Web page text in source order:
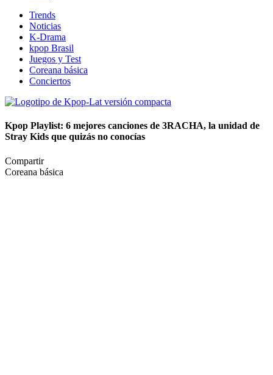
Trends
Noticias
K-Drama
kpop Brasil
Juegos y Test
Coreana básica
Conciertos
Kpop Playlist: 6 mejores canciones de 3RACHA, la unidad de
Stray Kids que quizás no conocías
Compartir
Coreana básica